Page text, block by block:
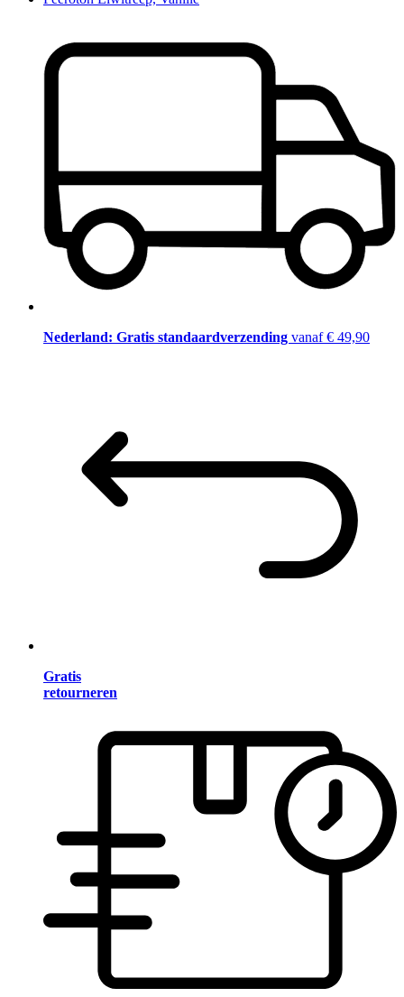
Nederland: Gratis standaardverzending vanaf € 49,90
Gratis
retourneren